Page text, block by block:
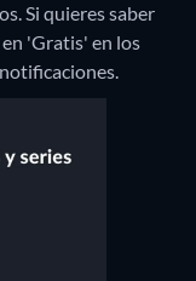
Si quieres saber
'Gratis' en los